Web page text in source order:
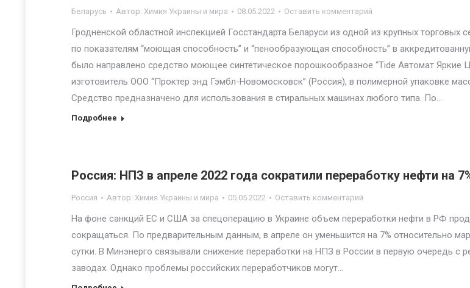
Беларусь Автор: Химия Украины и мира 08.05.2022 Оставить комментарий
Гродненской областной инспекцией Госстандарта Беларуси из одной из крупных торговых
по показателям “моющая способность” и “пенообразующая способность” в
было направлено средство моющее синтетическое порошкообразное “Tide Автомат Яркие
изготовитель ООО “Проктер энд Гэмбл-Новомосковск” (Россия), в полимерной упаковке
Средство предназначено для использования в стиральных машинах любого типа. По…
Подробнее
Россия: НПЗ в апреле 2022 года сократили переработку нефти на
Россия Автор: Химия Украины и мира 05.05.2022 Оставить комментарий
На фоне санкций ЕС и США за спецоперацию в Украине объем переработки нефти в РФ
сокращаться. По предварительным данным, в апреле он уменьшится на 7% относительно
сутки. В Минэнерго связывали снижение переработки на НПЗ в России в первую очередь с
заводах. Однако проблемы российских переработчиков могут…